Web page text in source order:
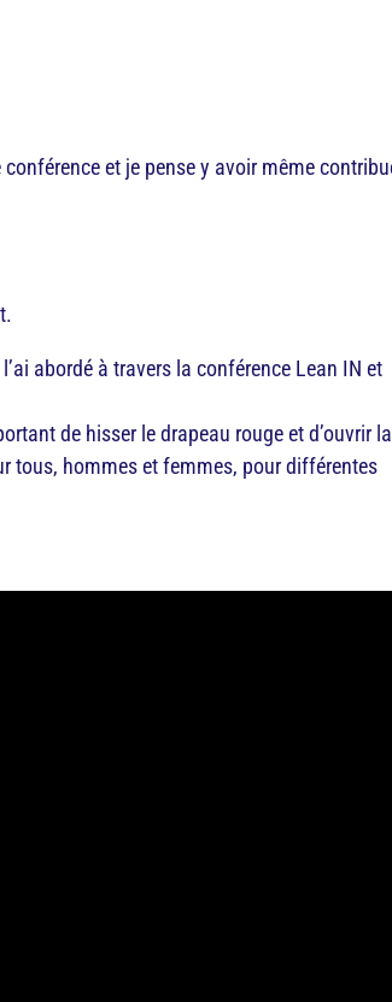
et je pense y avoir même
abordé à travers la conférence Lean IN et
de hisser le drapeau rouge et d’ouvrir la
tous, hommes et femmes, pour différentes